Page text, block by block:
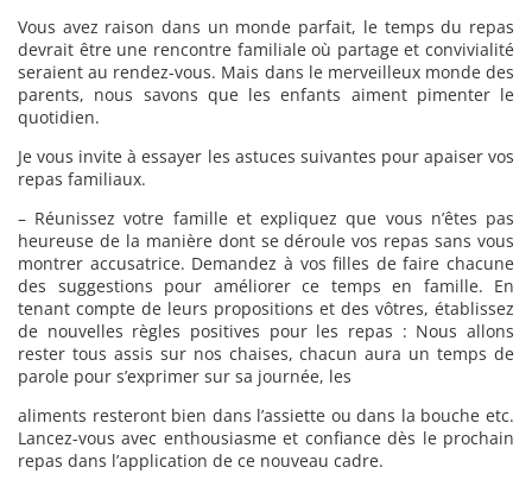
Vous avez raison dans un monde parfait, le temps du repas
devrait être une rencontre familiale où partage et convivialité
seraient au rendez-vous. Mais dans le merveilleux monde des
parents, nous savons que les enfants aiment pimenter le
quotidien.
Je vous invite à essayer les astuces suivantes pour apaiser vos
repas familiaux.
– Réunissez votre famille et expliquez que vous n’êtes pas
heureuse de la manière dont se déroule vos repas sans vous
montrer accusatrice. Demandez à vos filles de faire chacune
des suggestions pour améliorer ce temps en famille. En
tenant compte de leurs propositions et des vôtres, établissez
de nouvelles règles positives pour les repas : Nous allons
rester tous assis sur nos chaises, chacun aura un temps de
parole pour s’exprimer sur sa journée, les
aliments resteront bien dans l’assiette ou dans la bouche etc.
Lancez-vous avec enthousiasme et confiance dès le prochain
repas dans l’application de ce nouveau cadre.